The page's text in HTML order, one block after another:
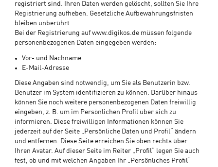
registriert sind. Ihren Daten werden gelöscht, sollten Sie Ihre
Registrierung aufheben. Gesetzliche Aufbewahrungsfristen
bleiben unberührt.
Bei der Registrierung auf www.digikos.de müssen folgende
personenbezogenen Daten eingegeben werden:
Vor- und Nachname
E-Mail-Adresse
Diese Angaben sind notwendig, um Sie als Benutzerin bzw.
Benutzer im System identifizieren zu können. Darüber hinaus
können Sie noch weitere personenbezogenen Daten freiwillig
eingeben, z. B. um im Persönlichen Profil über sich zu
informieren. Diese freiwilligen Informationen können Sie
jederzeit auf der Seite „Persönliche Daten und Profil“ ändern
und entfernen. Diese Seite erreichen Sie oben rechts über
Ihren Avatar. Auf dieser Seite im Reiter „Profil“ legen Sie auch
fest, ob und mit welchen Angaben Ihr „Persönliches Profil“